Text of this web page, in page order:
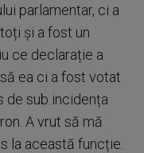
parlamentar, ci a
și a fost un
ce declarație a
ea ci a fost votat
de sub incidența
A vrut să mă
la această funcție.